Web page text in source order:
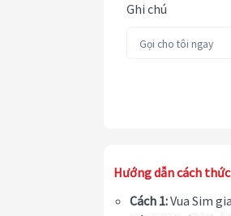
Ghi chú
Hướng dẫn cách
Cách 1:Vua Sim